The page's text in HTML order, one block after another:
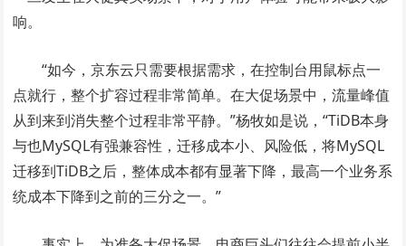
响。
“如今，京东云只需要根据需求，在控制台用鼠标点一
点就行，整个扩容过程非常简单。在大促场景中，流量峰值
从到来到消失整个过程非常平静。”杨牧如是说，“TiDB本身
与也MySQL有强兼容性，迁移成本小、风险低，将MySQL
迁移到TiDB之后，整体成本都有显著下降，最高一个业务系
统成本下降到之前的三分之一。”